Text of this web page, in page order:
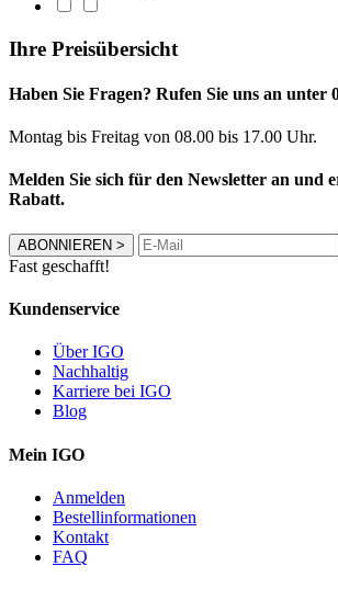
Ihre Preisübersicht
Haben Sie Fragen? Rufen Sie uns an unter
Montag bis Freitag von 08.00 bis 17.00 Uhr.
Melden Sie sich für den Newsletter an und
Rabatt.
ABONNIEREN >
Fast geschafft!
Kundenservice
Über IGO
Nachhaltig
Karriere bei IGO
Blog
Mein IGO
Anmelden
Bestellinformationen
Kontakt
FAQ